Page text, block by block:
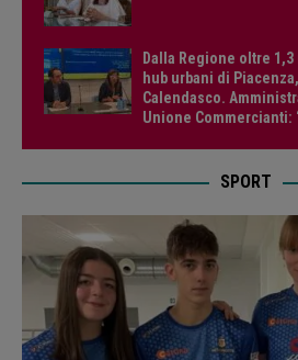
Dalla Regione oltre
hub urbani di
Calendasco.
Unione Commercianti:
SPORT